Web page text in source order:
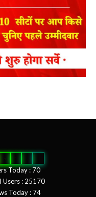
Today : 70
: 25170
Today : 74